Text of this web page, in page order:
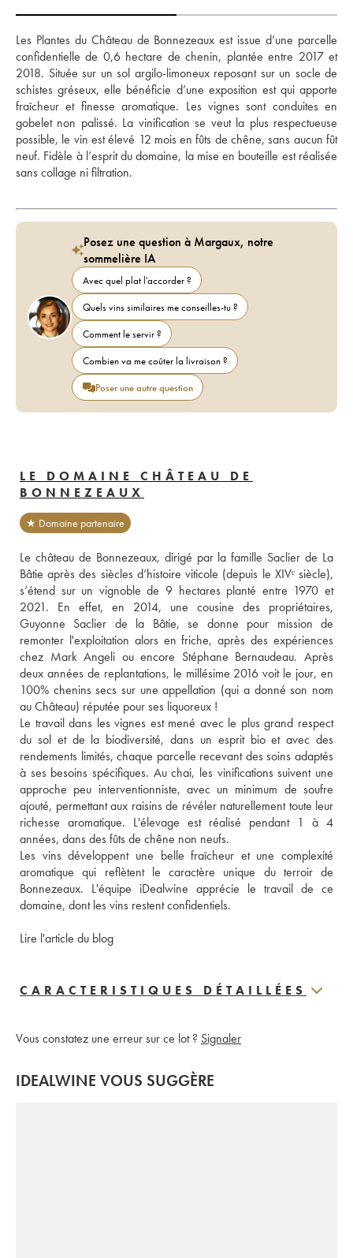
Les Plantes du Château de Bonnezeaux est issue d’une parcelle
confidentielle de 0,6 hectare de chenin, plantée entre 2017 et
2018. Située sur un sol argilo-limoneux reposant sur un socle de
schistes gréseux, elle bénéficie d’une exposition est qui apporte
fraîcheur et finesse aromatique. Les vignes sont conduites en
gobelet non palissé. La vinification se veut la plus respectueuse
possible, le vin est élevé 12 mois en fûts de chêne, sans aucun fût
neuf. Fidèle à l’esprit du domaine, la mise en bouteille est réalisée
sans collage ni filtration.
Posez une question à Margaux, notre
sommelière IA
Avec quel plat l'accorder ?
Quels vins similaires me conseilles-tu ?
Comment le servir ?
Combien va me coûter la livraison ?
Poser une autre question
LE DOMAINE CHÂTEAU DE
BONNEZEAUX
★ Domaine partenaire
Le château de Bonnezeaux, dirigé par la famille Saclier de La
Bâtie après des siècles d’histoire viticole (depuis le XIVᵉ siècle),
s’étend sur un vignoble de 9 hectares planté entre 1970 et
2021. En effet, en 2014, une cousine des propriétaires,
Guyonne Saclier de la Bâtie, se donne pour mission de
remonter l'exploitation alors en friche, après des expériences
chez Mark Angeli ou encore Stéphane Bernaudeau. Après
deux années de replantations, le millésime 2016 voit le jour, en
100% chenins secs sur une appellation (qui a donné son nom
au Château) réputée pour ses liquoreux !
Le travail dans les vignes est mené avec le plus grand respect
du sol et de la biodiversité, dans un esprit bio et avec des
rendements limités, chaque parcelle recevant des soins adaptés
à ses besoins spécifiques. Au chai, les vinifications suivent une
approche peu interventionniste, avec un minimum de soufre
ajouté, permettant aux raisins de révéler naturellement toute leur
richesse aromatique. L'élevage est réalisé pendant 1 à 4
années, dans des fûts de chêne non neufs.
Les vins développent une belle fraîcheur et une complexité
aromatique qui reflètent le caractère unique du terroir de
Bonnezeaux. L'équipe iDealwine apprécie le travail de ce
domaine, dont les vins restent confidentiels.
Lire l'article du blog
CARACTERISTIQUES DÉTAILLÉES
Vous constatez une erreur sur ce lot ? Signaler
IDEALWINE VOUS SUGGÈRE